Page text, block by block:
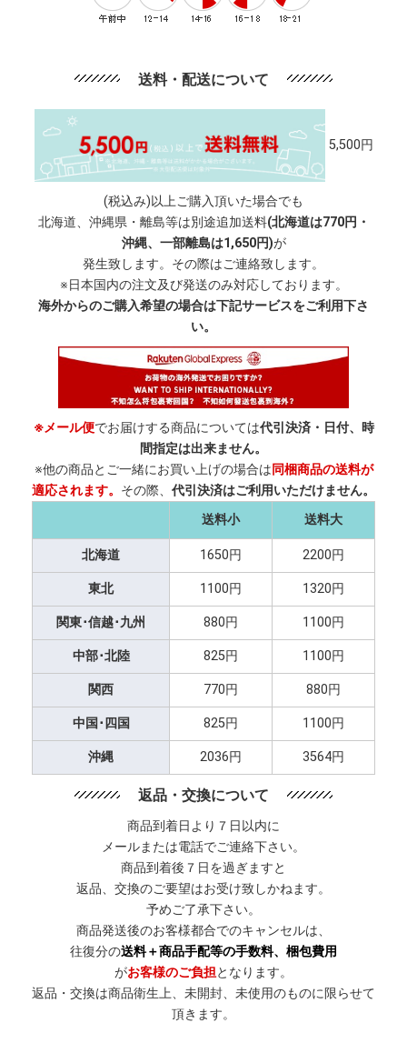
送料・配送について
5,500円
(税込み)以上ご購入頂いた場合でも
北海道、沖縄県・離島等は別途追加送料(北海道は770円・
沖縄、一部離島は1,650円)が
発生致します。その際はご連絡致します。
※日本国内の注文及び発送のみ対応しております。
海外からのご購入希望の場合は下記サービスをご利用下さ
い。
※メール便でお届けする商品については代引決済・日付、時
間指定は出来ません。
※他の商品とご一緒にお買い上げの場合は同梱商品の送料が
適応されます。 その際、 代引決済はご利用いただけません。
送料小
送料大
北海道 1650円 2200円
東北 1100円 1320円
関東･信越･九州 880円 1100円
中部･北陸 825円 1100円
関西 770円 880円
中国･四国 825円 1100円
沖縄 2036円 3564円
返品・交換について
商品到着日より７日以内に
メールまたは電話でご連絡下さい。
商品到着後７日を過ぎますと
返品、交換のご要望はお受け致しかねます。
予めご了承下さい。
商品発送後のお客様都合でのキャンセルは、
往復分の送料＋商品手配等の手数料、梱包費用
がお客様のご負担となります。
返品・交換は商品衛生上、未開封、未使用のものに限らせて
頂きます。